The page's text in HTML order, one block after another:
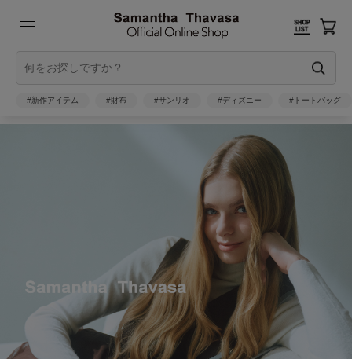
#新作アイテム #財布 #サンリオ #ディズニー #トートバッグ